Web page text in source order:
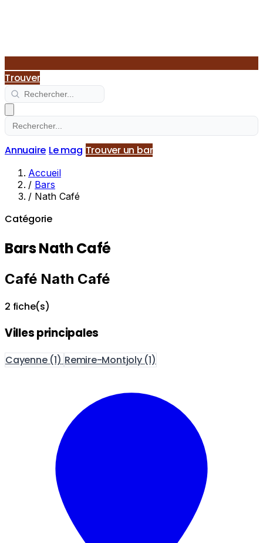
Trouver
Annuaire Le mag Trouver un bar
Accueil
/ Bars
/ Nath Café
Catégorie
Bars Nath Café
Café Nath Café
2 fiche(s)
Villes principales
Cayenne (1) Remire-Montjoly (1)